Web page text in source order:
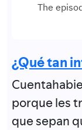
¿Qué tan
porque les
que sepan